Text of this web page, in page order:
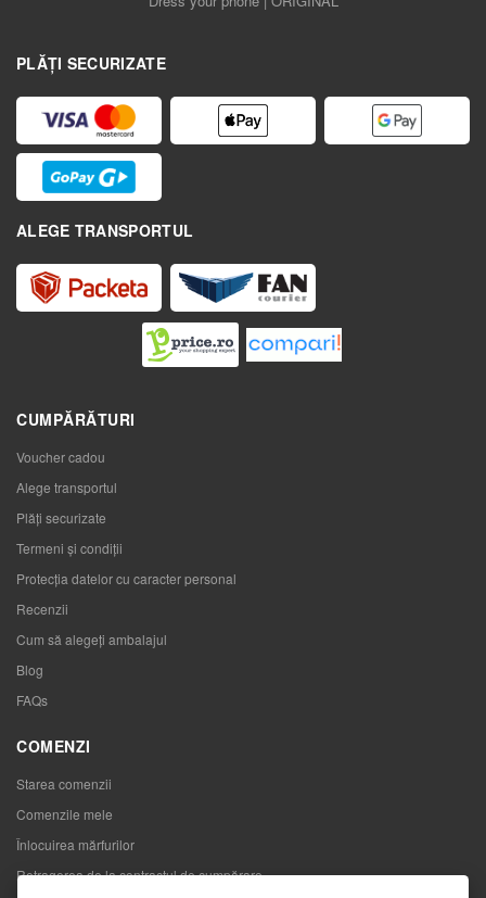
PLĂȚI SECURIZATE
ALEGE TRANSPORTUL
CUMPĂRĂTURI
Voucher cadou
Alege transportul
Plăți securizate
Termeni și condiții
Protecția datelor cu caracter personal
Recenzii
Cum să alegeţi ambalajul
Blog
FAQs
COMENZI
Starea comenzii
Comenzile mele
Înlocuirea mărfurilor
Retragerea de la contractul de cumpărare